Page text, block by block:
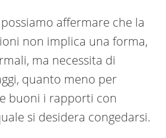
affermare che la
non implica una forma,
ma necessita di
quanto meno per
buoni i rapporti con
si desidera congedarsi.